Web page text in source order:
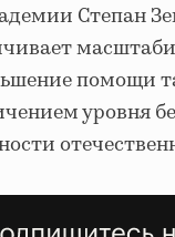
Степан
помощи
уровня